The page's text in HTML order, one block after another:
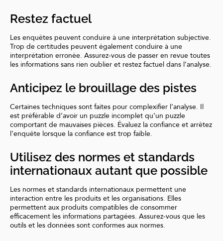
Restez factuel
Les enquêtes peuvent conduire à une interprétation subjective.
Trop de certitudes peuvent également conduire à une
interprétation erronée. Assurez-vous de passer en revue toutes
les informations sans rien oublier et restez factuel dans l’analyse.
Anticipez le brouillage des pistes
Certaines techniques sont faites pour complexifier l’analyse. Il
est préférable d’avoir un puzzle incomplet qu’un puzzle
comportant de mauvaises pièces. Évaluez la confiance et arrêtez
l’enquête lorsque la confiance est trop faible.
Utilisez des normes et standards
internationaux autant que possible
Les normes et standards internationaux permettent une
interaction entre les produits et les organisations. Elles
permettent aux produits compatibles de consommer
efficacement les informations partagées. Assurez-vous que les
outils et les données sont conformes aux normes.